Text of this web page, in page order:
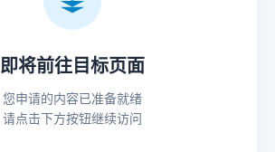
即将前往目标页面
您申请的内容已准备就绪
请点击下方按钮继续访问